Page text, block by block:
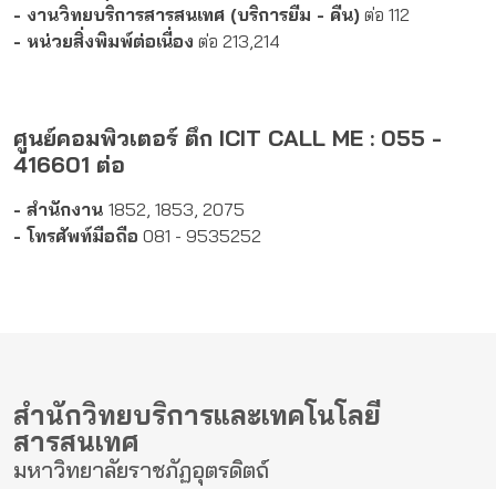
- งานวิทยบริการสารสนเทศ (บริการยืม - คืน) ต่อ 112
- หน่วยสิ่งพิมพ์ต่อเนื่อง ต่อ 213,214
ศูนย์คอมพิวเตอร์ ตึก ICIT CALL ME : 055 -
416601 ต่อ
- สำนักงาน 1852, 1853, 2075
- โทรศัพท์มือถือ 081 - 9535252
สำนักวิทยบริการและเทคโนโลยี
สารสนเทศ
มหาวิทยาลัยราชภัฏอุตรดิตถ์